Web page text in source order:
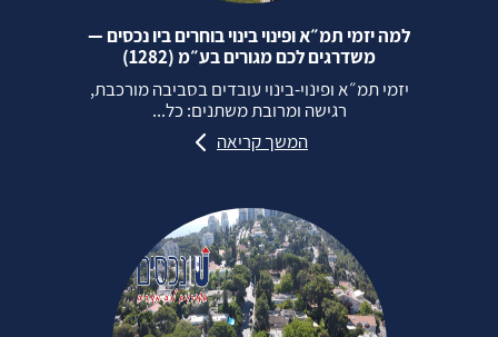
למה יזמי תמ״א ופינוי בינוי בוחרים ביו נכסים —
משדרגים לכם מגורים בע״מ (1282)
יזמי תמ״א ופינוי‑בינוי עובדים בסביבה מורכבת,
רגישה ומרובת משתנים: כל...
המשך קריאה